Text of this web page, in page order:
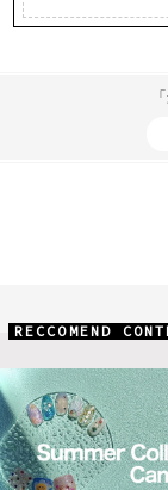
RECCOMEND